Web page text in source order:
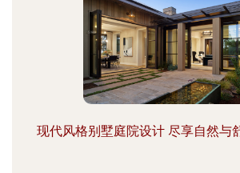
现代风格别墅庭院设计 尽享自然与